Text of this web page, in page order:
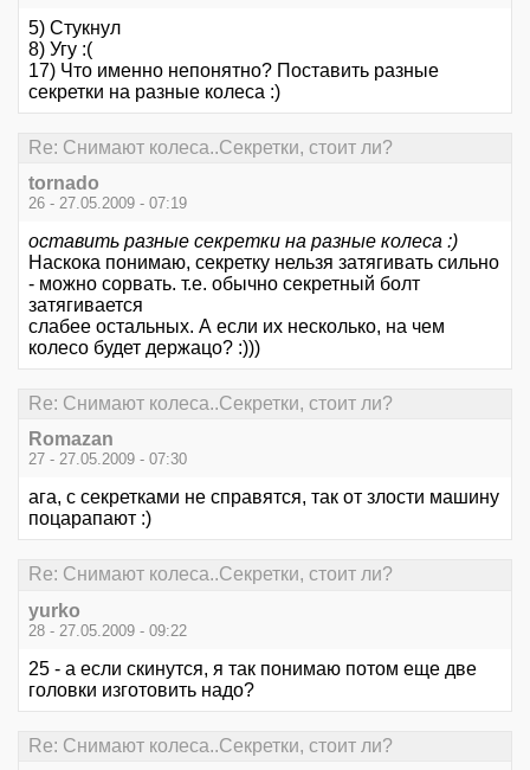
5) Стукнул
8) Угу :(
17) Что именно непонятно? Поставить разные
секретки на разные колеса :)
Re: Снимают колеса..Секретки, стоит ли?
tornado
26 - 27.05.2009 - 07:19
оставить разные секретки на разные колеса :)
Наскока понимаю, секретку нельзя затягивать сильно
- можно сорвать. т.е. обычно секретный болт
затягивается
слабее остальных. А если их несколько, на чем
колесо будет держацо? :)))
Re: Снимают колеса..Секретки, стоит ли?
Romazan
27 - 27.05.2009 - 07:30
ага, с секретками не справятся, так от злости машину
поцарапают :)
Re: Снимают колеса..Секретки, стоит ли?
yurko
28 - 27.05.2009 - 09:22
25 - а если скинутся, я так понимаю потом еще две
головки изготовить надо?
Re: Снимают колеса..Секретки, стоит ли?